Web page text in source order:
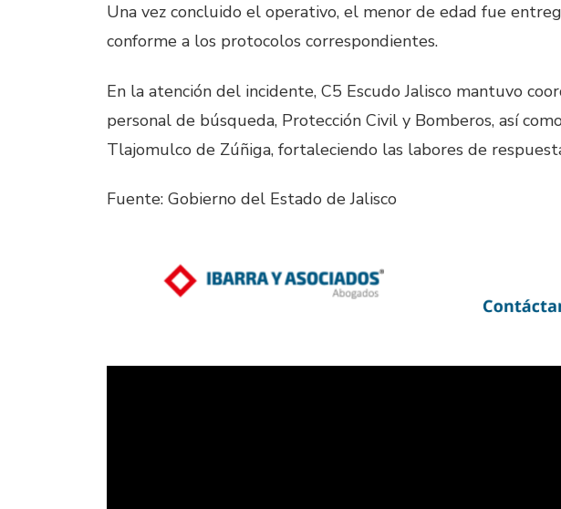
Una vez concluido el operativo, el menor de edad fue
conforme a los protocolos correspondientes.
En la atención del incidente, C5 Escudo Jalisco mantuvo
personal de búsqueda, Protección Civil y Bomberos, así
Tlajomulco de Zúñiga, fortaleciendo las labores de
Fuente: Gobierno del Estado de Jalisco